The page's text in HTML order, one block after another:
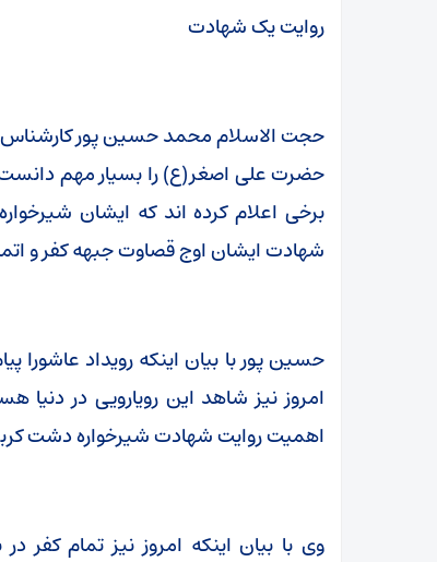
روایت یک شهادت
حجت الاسلام محمد حسین پور کارشناس
حضرت علی اصغر(ع) را بسیار مهم دانست
برخی اعلام کرده اند که ایشان
شهادت ایشان اوج قصاوت جبهه کفر و
حسین پور با بیان اینکه رویداد عاشورا
امروز نیز شاهد این رویارویی در دنیا
اهمیت روایت شهادت شیرخواره دشت
وی با بیان اینکه امروز نیز تمام کفر